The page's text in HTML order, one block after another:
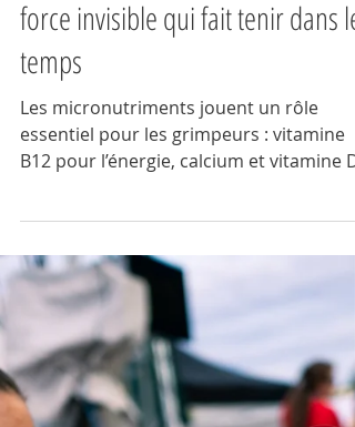
Micronutriments et escalade : la
force invisible qui fait tenir dans le
temps
Les micronutriments jouent un rôle
B12 pour l’énergie, calcium et vitamine D
pour les os, fer pour l’endurance, sodium
et potassium pour les muscles, et iode
pour le métabolisme. Découvrez les
sources, les carences possibles et
comment optimiser votre alimentation
pour performer en escalade sur le long
terme.